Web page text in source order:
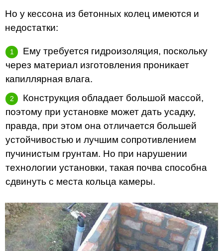
Но у кессона из бетонных колец имеются и
недостатки:
Ему требуется гидроизоляция, поскольку
через материал изготовления проникает
капиллярная влага.
Конструкция обладает большой массой,
поэтому при установке может дать усадку,
правда, при этом она отличается большей
устойчивостью и лучшим сопротивлением
пучинистым грунтам. Но при нарушении
технологии установки, такая почва способна
сдвинуть с места кольца камеры.